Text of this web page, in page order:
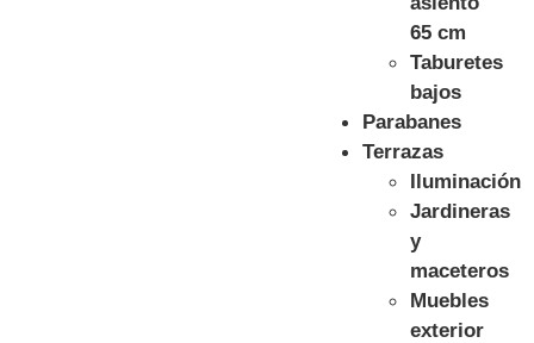
65 cm
Taburetes
bajos
Parabanes
Terrazas
Iluminación
Jardineras
y
maceteros
Muebles
exterior